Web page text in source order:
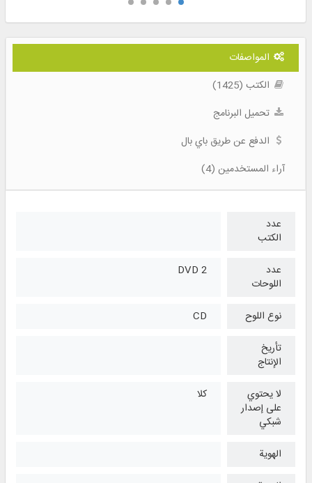
المواصفات
الكتب (1425)
تحميل البرنامج
الدفع عن طريق باي بال
آراء المستخدمين (4)
عدد
الكتب
عدد
اللوحات
2 DVD
نوع اللوح
CD
تأريخ
الإنتاج
لا يحتوي
على إصدار
شبكي
كلا
الهوية